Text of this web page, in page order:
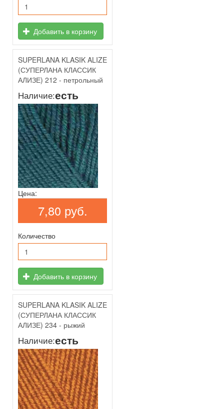
Добавить в корзину
SUPERLANA KLASIK ALIZE
(СУПЕРЛАНА КЛАССИК
АЛИЗЕ) 212 - петрольный
Наличие:есть
Цена:
7,80 руб.
Количество
Добавить в корзину
SUPERLANA KLASIK ALIZE
(СУПЕРЛАНА КЛАССИК
АЛИЗЕ) 234 - рыжий
Наличие:есть